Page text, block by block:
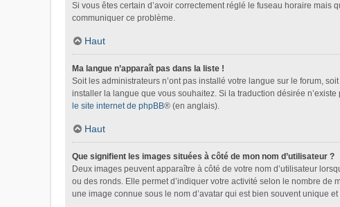
Si vous êtes certain d’avoir correctement réglé le fuseau horaire mais
communiquer ce problème.
Haut
Ma langue n’apparaît pas dans la liste !
Soit les administrateurs n’ont pas installé votre langue sur le forum,
installer la langue que vous souhaitez. Si la traduction désirée
le site internet de phpBB® (en anglais).
Haut
Que signifient les images situées à côté de mon nom d’utilisateur ?
Deux images peuvent apparaître à côté de votre nom d’utilisateur
ou des ronds. Elle permet d’indiquer votre activité selon le nombre de
une image connue sous le nom d’avatar qui est bien souvent unique